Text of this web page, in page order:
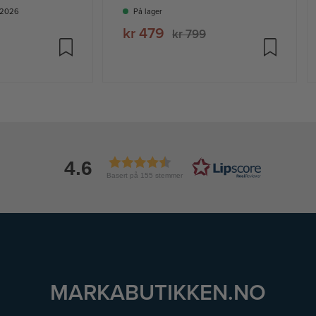
På lager
kr 479 kr 799
4.6 Basert på 155 stemmer
MARKABUTIKKEN.NO